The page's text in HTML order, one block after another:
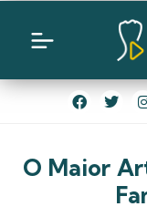
O Maior